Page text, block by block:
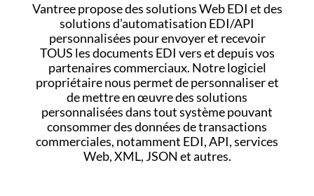
Vantree propose des solutions Web EDI et des
solutions d’automatisation EDI/API
personnalisées pour envoyer et recevoir
TOUS les documents EDI vers et depuis vos
partenaires commerciaux. Notre logiciel
propriétaire nous permet de personnaliser et
de mettre en œuvre des solutions
personnalisées dans tout système pouvant
consommer des données de transactions
commerciales, notamment EDI, API, services
Web, XML, JSON et autres.